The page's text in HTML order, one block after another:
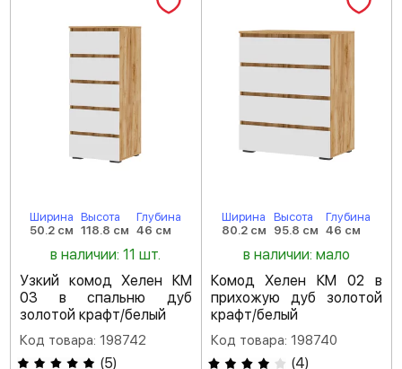
Ширина
50.2 см
Высота
118.8 см
Глубина
46 см
в наличии: 11 шт.
Узкий комод Хелен КМ
03 в спальню дуб
золотой крафт/белый
Код товара: 198742
(5)
Ширина
80.2 см
Высота
95.8 см
Глубина
46 см
в наличии: мало
Комод Хелен КМ 02 в
прихожую дуб золотой
крафт/белый
Код товара: 198740
(4)